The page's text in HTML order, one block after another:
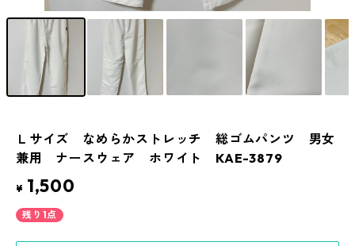
Ｌサイズ なめらかストレッチ 総ゴムパンツ 男女
兼用 ナースウェア ホワイト KAE-3879
¥ 1,500
残り1点